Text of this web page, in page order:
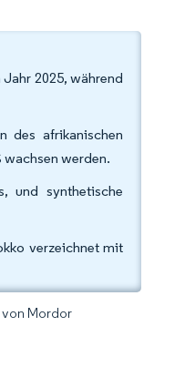
2025, während
des afrikanischen
werden.
und synthetische
verzeichnet mit
Mordor